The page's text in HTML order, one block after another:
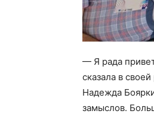
— Я рада
сказала в
Надежда
замыслов.